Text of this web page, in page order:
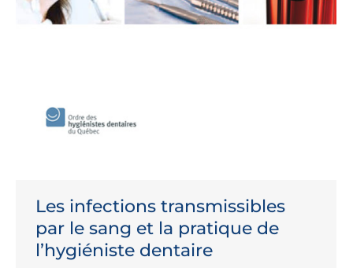
Les infections transmissibles
par le sang et la pratique de
l’hygiéniste dentaire